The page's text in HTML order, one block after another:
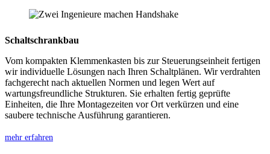
Schaltschrankbau
Vom kompakten Klemmenkasten bis zur Steuerungseinheit fertigen
wir individuelle Lösungen nach Ihren Schaltplänen. Wir verdrahten
fachgerecht nach aktuellen Normen und legen Wert auf
wartungsfreundliche Strukturen. Sie erhalten fertig geprüfte
Einheiten, die Ihre Montagezeiten vor Ort verkürzen und eine
saubere technische Ausführung garantieren.
mehr erfahren